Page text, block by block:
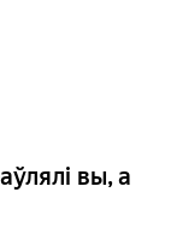
вы, а